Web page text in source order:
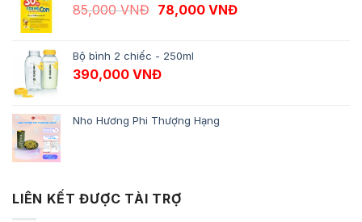
85,000VNĐ Giá gốc là: 85,000 VNĐ.
78,000 VNĐGiá hiện tại là:
Bộ bình 2 chiếc - 250ml
390,000 VNĐ
Nho Hương Phi Thượng Hạng
LIÊN KẾT ĐƯỢC TÀI TRỢ